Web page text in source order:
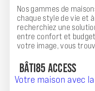
Nos gammes de
chaque style de vie et
recherchiez une
entre confort et
votre image, vous
BÂTI85 ACCESS
Votre maison avec
MAISON
AVEC JARDIN À